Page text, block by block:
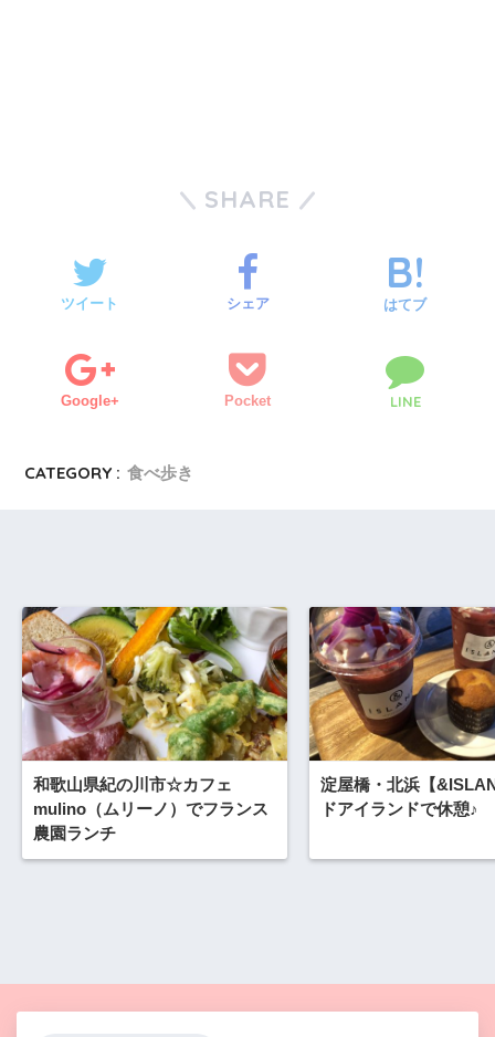
SHARE
ツイート シェア はてブ
Google+ Pocket LINE
CATEGORY : 食べ歩き
和歌山県紀の川市☆カフェ
mulino（ムリーノ）でフランス
農園ランチ
淀屋橋・北浜【
ドアイランドで休憩♪